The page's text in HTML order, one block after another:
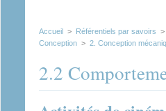
Accueil > Référentiels par savoirs >
Conception > 2. Conception
2.2